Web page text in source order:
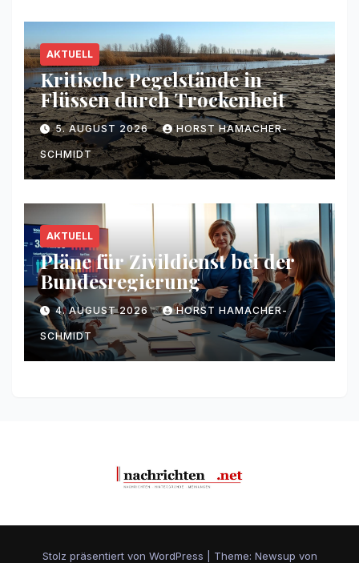
AKTUELL
Kritische Pegelstände in
Flüssen durch Trockenheit
5. AUGUST 2026 HORST HAMACHER-
SCHMIDT
AKTUELL
Pläne für Zivildienst bei der
Bundesregierung
4. AUGUST 2026 HORST HAMACHER-
SCHMIDT
Stolz präsentiert von WordPress Theme: Newsup von